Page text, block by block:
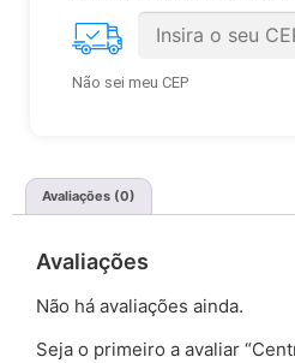
Não sei meu CEP
Avaliações (0)
Avaliações
Não há avaliações ainda.
Seja o primeiro a avaliar